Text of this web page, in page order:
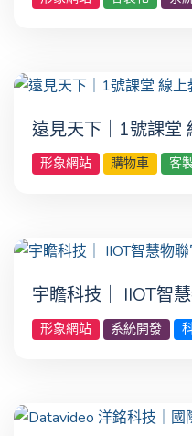
遠見天下｜1號課堂
形象網站 購物車 客
宇瞻科技｜ IIOT智
形象網站 系統開發